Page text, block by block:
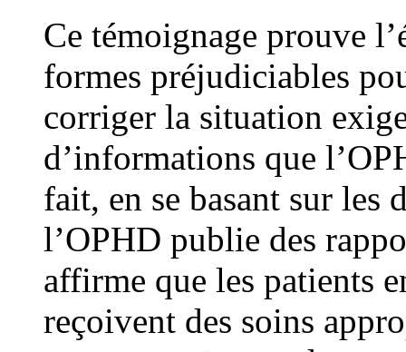
Ce témoignage prouve
formes préjudiciables
corriger la situation
d’informations que
fait, en se basant sur les
l’OPHD publie des
affirme que les patients
reçoivent des soins